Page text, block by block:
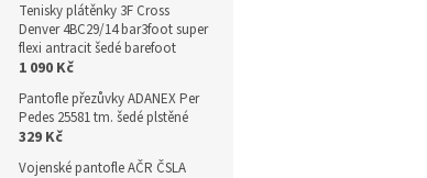
Tenisky plátěnky 3F Cross
Denver 4BC29/14 bar3foot super
flexi antracit šedé barefoot
1 090 Kč
Pantofle přezůvky ADANEX Per
Pedes 25581 tm. šedé plstěné
329 Kč
Vojenské pantofle AČR ČSLA